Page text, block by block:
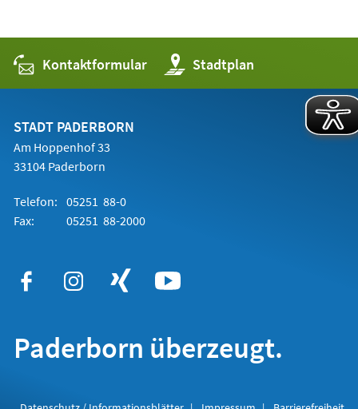
Kontaktformular Stadtplan
(Öffnet
in
einem
STADT PADERBORN
Am Hoppenhof 33
33104 Paderborn
Telefon: 05251 88-0
Fax:
05251 88-2000
Paderborn überzeugt.